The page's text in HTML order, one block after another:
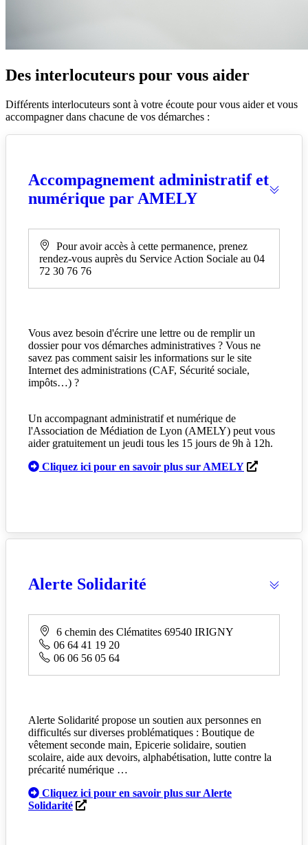
Des interlocuteurs pour vous aider
Différents interlocuteurs sont à votre écoute pour vous aider et vous
accompagner dans chacune de vos démarches :
Accompagnement administratif et
numérique par AMELY
Pour avoir accès à cette permanence, prenez
rendez-vous auprès du Service Action Sociale au 04
72 30 76 76
Vous avez besoin d'écrire une lettre ou de remplir un
dossier pour vos démarches administratives ? Vous ne
savez pas comment saisir les informations sur le site
Internet des administrations (CAF, Sécurité sociale,
impôts…) ?
Un accompagnant administratif et numérique de
l'Association de Médiation de Lyon (AMELY) peut vous
aider gratuitement un jeudi tous les 15 jours de 9h à 12h.
Cliquez ici pour en savoir plus sur AMELY
Alerte Solidarité
6 chemin des Clématites 69540 IRIGNY
06 64 41 19 20
06 06 56 05 64
Alerte Solidarité propose un soutien aux personnes en
difficultés sur diverses problématiques : Boutique de
vêtement seconde main, Epicerie solidaire, soutien
scolaire, aide aux devoirs, alphabétisation, lutte contre la
précarité numérique …
Cliquez ici pour en savoir plus sur Alerte
Solidarité